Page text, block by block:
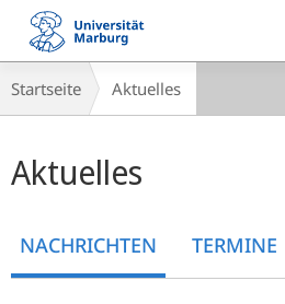
Mobile-
Navigation
Breadcrumb-
Navigation
Startseite Aktuelles
Aktuelles
NACHRICHTEN TERMINE